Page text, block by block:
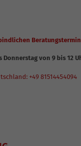
Beratungstermin
Donnerstag von 9 bis 12
+49 81514454094